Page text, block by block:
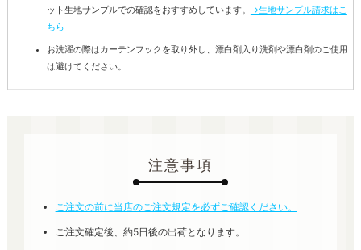
ット生地サンプルでの確認をおすすめしています。 →生地サンプル請求はこ
ちら
お洗濯の際はカーテンフックを取り外し、漂白剤入り洗剤や漂白剤のご使用
は避けてください。
注意事項
ご注文の前に当店のご注文規定を必ずご確認ください。
ご注文確定後、約5日後の出荷となります。